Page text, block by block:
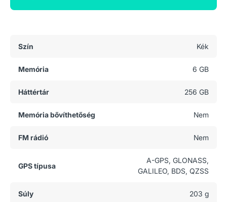
Szín Kék
Memória 6 GB
Háttértár 256 GB
Memória bővíthetőség Nem
FM rádió Nem
GPS típusa
A-GPS, GLONASS,
GALILEO, BDS, QZSS
Súly 203 g